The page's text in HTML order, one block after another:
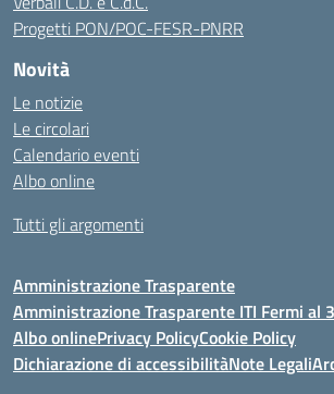
Progetti PON/POC-FESR-PNRR
Novità
Le notizie
Le circolari
Calendario eventi
Albo online
Tutti gli argomenti
Amministrazione Trasparente
Amministrazione Trasparente ITI Fermi al
Albo onlinePrivacy PolicyCookie Policy
Dichiarazione di accessibilitàNote Legali